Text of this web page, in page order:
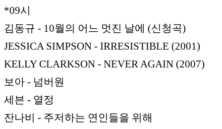
*09시
김동규 - 10월의 어느 멋진 날에 (신청곡)
JESSICA SIMPSON - IRRESISTIBLE (2001)
KELLY CLARKSON - NEVER AGAIN (2007)
보아 - 넘버원
세븐 - 열정
잔나비 - 주저하는 연인들을 위해